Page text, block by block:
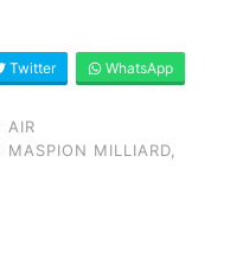
Twitter WhatsApp
AIR
MILLIARD,